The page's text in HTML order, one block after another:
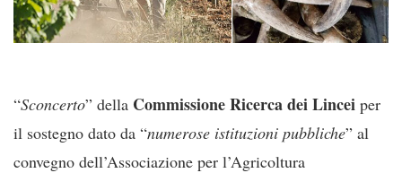
“Sconcerto” della Commissione Ricerca dei Lincei per
il sostegno dato da “numerose istituzioni pubbliche” al
convegno dell’Associazione per l’Agricoltura